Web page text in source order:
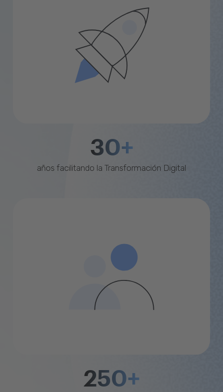
30+
años facilitando la Transformación Digital
250+